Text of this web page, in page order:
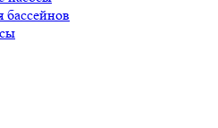
бассейнов